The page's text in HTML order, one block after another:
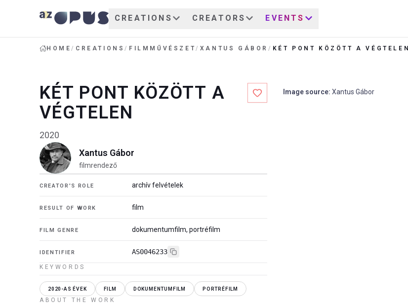
CREATIONS CREATORS EVENTS
HOME/ CREATIONS/ FILMMŰVÉSZET/ XANTUS GÁBOR/ KÉT PONT KÖZÖTT A VÉGTELEN
KÉT PONT KÖZÖTT A
VÉGTELEN
2020
Xantus Gábor
filmrendező
CREATOR'S ROLE archív felvételek
RESULT OF WORK film
FILM GENRE dokumentumfilm, portréfilm
IDENTIFIER AS0046233
KEYWORDS
2020-AS ÉVEK FILM DOKUMENTUMFILM PORTRÉFILM
ABOUT THE WORK
Image source: Xantus Gábor